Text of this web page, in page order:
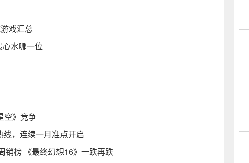
戏汇总
水哪一位
空》竞争
，连续一月准点开启
销榜 《最终幻想16》一跌再跌